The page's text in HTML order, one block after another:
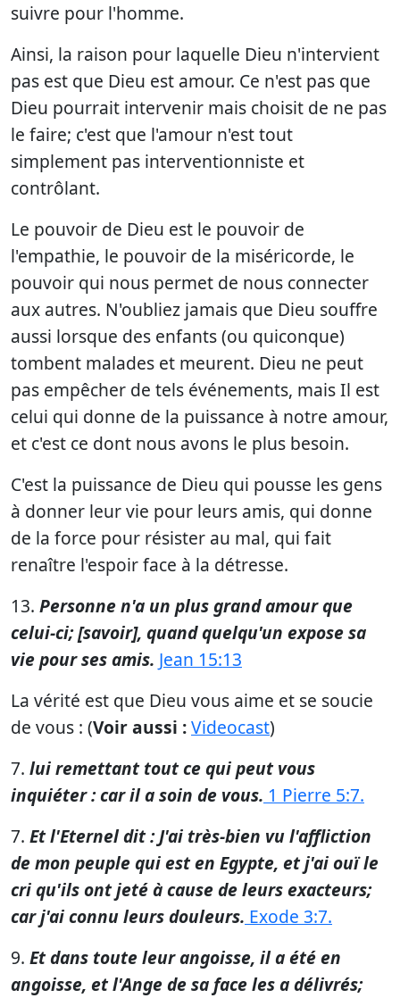
suivre pour l'homme.
Ainsi, la raison pour laquelle Dieu n'intervient
pas est que Dieu est amour. Ce n'est pas que
Dieu pourrait intervenir mais choisit de ne pas
le faire; c'est que l'amour n'est tout
simplement pas interventionniste et
contrôlant.
Le pouvoir de Dieu est le pouvoir de
l'empathie, le pouvoir de la miséricorde, le
pouvoir qui nous permet de nous connecter
aux autres. N'oubliez jamais que Dieu souffre
aussi lorsque des enfants (ou quiconque)
tombent malades et meurent. Dieu ne peut
pas empêcher de tels événements, mais Il est
celui qui donne de la puissance à notre amour,
et c'est ce dont nous avons le plus besoin.
C'est la puissance de Dieu qui pousse les gens
à donner leur vie pour leurs amis, qui donne
de la force pour résister au mal, qui fait
renaître l'espoir face à la détresse.
13. Personne n'a un plus grand amour que
celui-ci; [savoir], quand quelqu'un expose sa
vie pour ses amis. Jean 15:13
La vérité est que Dieu vous aime et se soucie
de vous : (Voir aussi :Videocast)
7. lui remettant tout ce qui peut vous
inquiéter : car il a soin de vous. 1 Pierre 5:7.
7. Et l'Eternel dit : J'ai très-bien vu l'affliction
de mon peuple qui est en Egypte, et j'ai ouï le
cri qu'ils ont jeté à cause de leurs exacteurs;
car j'ai connu leurs douleurs. Exode 3:7.
9. Et dans toute leur angoisse, il a été en
angoisse, et l'Ange de sa face les a délivrés;